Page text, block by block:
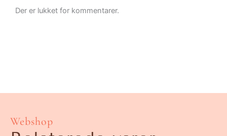
Der er lukket for kommentarer.
Webshop